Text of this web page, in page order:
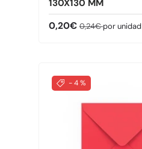
130X130 MM
Precio de venta
0,20€ Precio normal
0,24€por unidad
- 4 %